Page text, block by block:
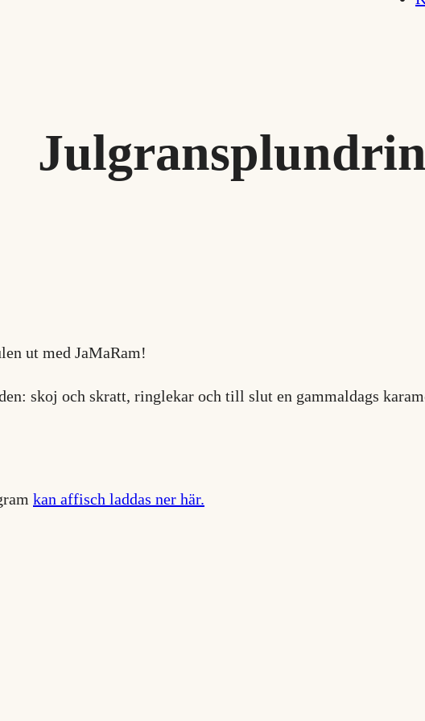
ut med JaMaRam!
skoj och skratt, ringlekar och till slut en gammaldags
kan affisch laddas ner här.